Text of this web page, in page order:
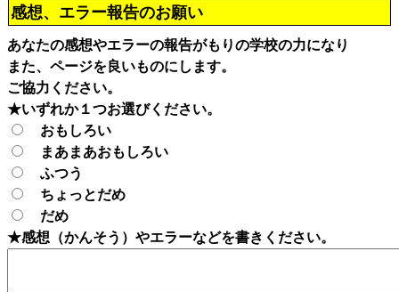
感想、エラー報告のお願い
あなたの感想やエラーの報告がもりの学校の力になり
また、ページを良いものにします。
ご協力ください。
★いずれか１つお選びください。
おもしろい
まあまあおもしろい
ふつう
ちょっとだめ
だめ
★感想（かんそう）やエラーなどを書きください。